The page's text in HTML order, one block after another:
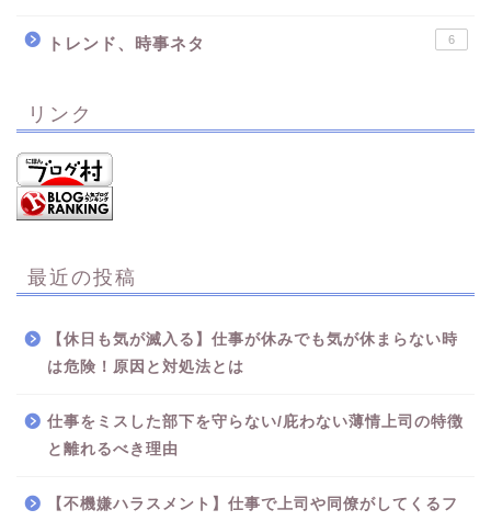
トレンド、時事ネタ 6
リンク
最近の投稿
【休日も気が滅入る】仕事が休みでも気が休まらない時
は危険！原因と対処法とは
仕事をミスした部下を守らない/庇わない薄情上司の特徴
と離れるべき理由
【不機嫌ハラスメント】仕事で上司や同僚がしてくるフ